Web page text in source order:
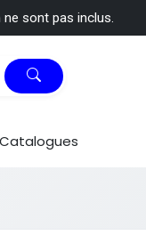
sont pas inclus.